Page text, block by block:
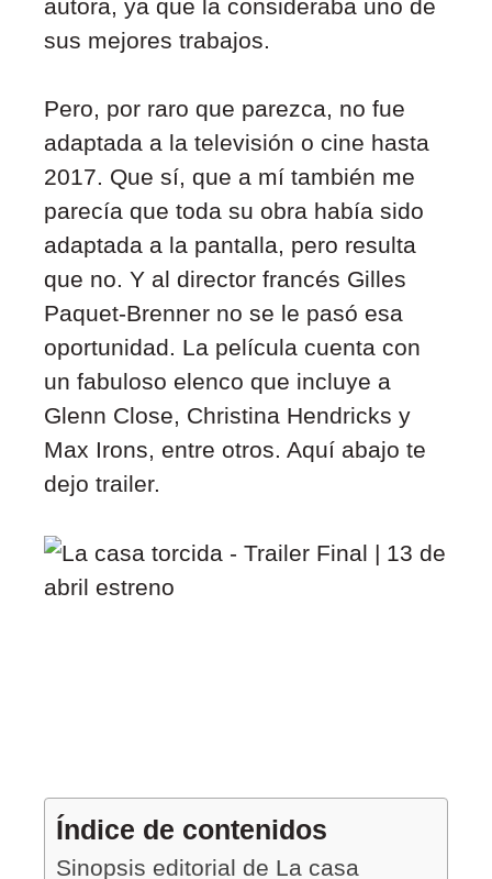
autora, ya que la consideraba uno de
sus mejores trabajos.
Pero, por raro que parezca, no fue
adaptada a la televisión o cine hasta
2017. Que sí, que a mí también me
parecía que toda su obra había sido
adaptada a la pantalla, pero resulta
que no. Y al director francés Gilles
Paquet-Brenner no se le pasó esa
oportunidad. La película cuenta con
un fabuloso elenco que incluye a
Glenn Close, Christina Hendricks y
Max Irons, entre otros. Aquí abajo te
dejo trailer.
Índice de contenidos
Sinopsis editorial de La casa